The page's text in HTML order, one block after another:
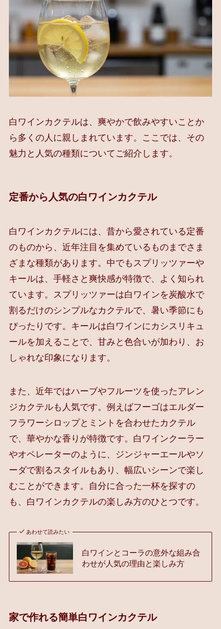
白ワインカクテルは、爽やかで飲みやすいことか
ら多くの人に親しまれています。ここでは、その
魅力と人気の種類についてご紹介します。
定番から人気の白ワインカクテル
白ワインカクテルには、昔から愛されている定番
のものから、近年注目を集めているものまでさま
ざまな種類があります。中でもスプリッツァーや
キールは、手軽さと爽快感が特徴で、よく知られ
ています。スプリッツァーは白ワインを炭酸水で
割るだけのシンプルなカクテルで、暑い季節にも
ぴったりです。キールは白ワインにカシスリキュ
ールを加えることで、甘みと色合いが加わり、お
しゃれな印象になります。
また、近年ではハーブやフルーツを使ったアレン
ジカクテルも人気です。例えばフーゴはエルダー
フラワーシロップとミントを合わせたカクテル
で、華やかな香りが特徴です。白ワインクーラー
やオペレーターのように、ジンジャーエールやソ
ーダで割るスタイルもあり、幅広いシーンで楽し
むことができます。自分に合った一杯を探すの
も、白ワインカクテルの楽しみ方のひとつです。
あわせて読みたい
白ワインとコーラの意外な組み合
わせが人気の理由と楽しみ方
家で作れる簡単白ワインカクテル